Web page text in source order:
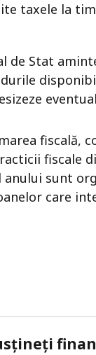
taxele la
de Stat
fiscală,
fiscale
anului sunt
care